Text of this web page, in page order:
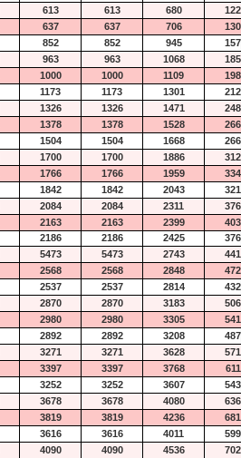
613 613 680
637 637 706
852 852 945
963 963 1068
1000 1000 1109
1173 1173 1301
1326 1326 1471
1378 1378 1528
1504 1504 1668
1700 1700 1886
1766 1766 1959
1842 1842 2043
2084 2084 2311
2163 2163 2399
2186 2186 2425
5473 5473 2743
2568 2568 2848
2537 2537 2814
2870 2870 3183
2980 2980 3305
2892 2892 3208
3271 3271 3628
3397 3397 3768
3252 3252 3607
3678 3678 4080
3819 3819 4236
3616 3616 4011
4090 4090 4536